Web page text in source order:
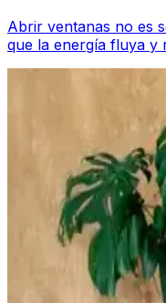
Abrir ventanas no es
que la energía fluya y